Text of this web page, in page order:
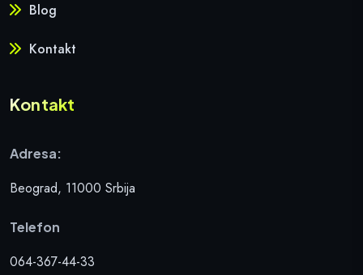
Blog
Kontakt
Kontakt
Adresa:
Beograd, 11000 Srbija
Telefon
064-367-44-33